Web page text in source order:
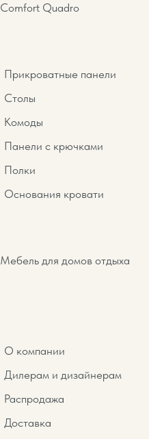
Comfort Quadro
Прикроватные панели
Столы
Комоды
Панели с крючками
Полки
Основания кровати
Мебель для домов отдыха
О компании
Дилерам и дизайнерам
Распродажа
Доставка